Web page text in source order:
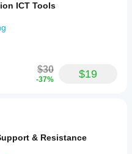
ICT Tools
$30
-37% $19
& Resistance